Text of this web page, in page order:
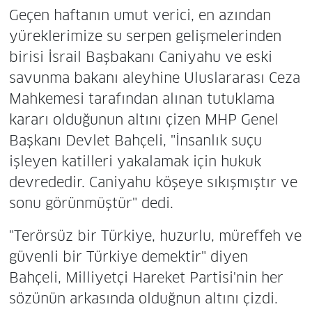
Geçen haftanın umut verici, en azından
yüreklerimize su serpen gelişmelerinden
birisi İsrail Başbakanı Caniyahu ve eski
savunma bakanı aleyhine Uluslararası Ceza
Mahkemesi tarafından alınan tutuklama
kararı olduğunun altını çizen MHP Genel
Başkanı Devlet Bahçeli, "İnsanlık suçu
işleyen katilleri yakalamak için hukuk
devrededir. Caniyahu köşeye sıkışmıştır ve
sonu görünmüştür" dedi.
"Terörsüz bir Türkiye, huzurlu, müreffeh ve
güvenli bir Türkiye demektir" diyen
Bahçeli, Milliyetçi Hareket Partisi'nin her
sözünün arkasında olduğnun altını çizdi.